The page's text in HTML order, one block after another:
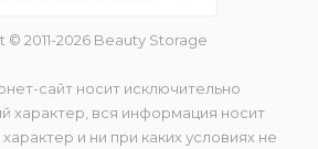
© 2011-2026 Beauty Storage
сайт носит исключительно
характер, вся информация носит
и ни при каких условиях не